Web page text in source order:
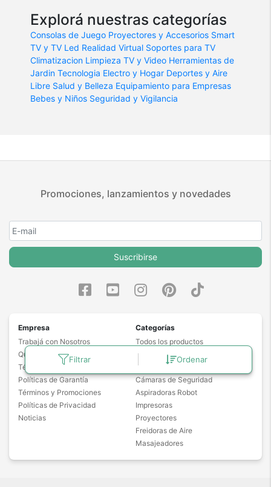
Filtrar Ordenar
Explorá nuestras categorías
Consolas de Juego Proyectores y Accesorios Smart
TV y TV Led Realidad Virtual Soportes para TV
Climatizacion Limpieza TV y Video Herramientas de
Jardin Tecnologia Electro y Hogar Deportes y Aire
Libre Salud y Belleza Equipamiento para Empresas
Bebes y Niños Seguridad y Vigilancia
Promociones, lanzamientos y novedades
Suscribirse
Empresa
Trabajá con Nosotros
Quiénes Somos
Términos y Condiciones
Políticas de Garantía
Términos y Promociones
Políticas de Privacidad
Noticias
Categorías
Todos los productos
Notebooks
Drones
Cámaras de Seguridad
Aspiradoras Robot
Impresoras
Proyectores
Freidoras de Aire
Masajeadores